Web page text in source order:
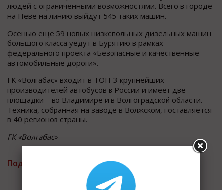
людей с ограниченными возможностями. Всего в городе
на Неве на линию выйдут 545 таких машин.
Осенью еще 59 новых низкопольных дизельных машин
большого класса уедут в Бурятию в рамках
федерального проекта «Безопасные и качественные
автомобильные дороги».
ГК «Волгабас» входит в ТОП-3 крупнейших
производителей автобусов в России и имеет две
площадки – во Владимире и в Волгоградской области.
Техника, собранная на заводе в Волжском, поставляется
в 40 регионов страны.
ГК «Волгабас»
Подписаться на рассылку новостей